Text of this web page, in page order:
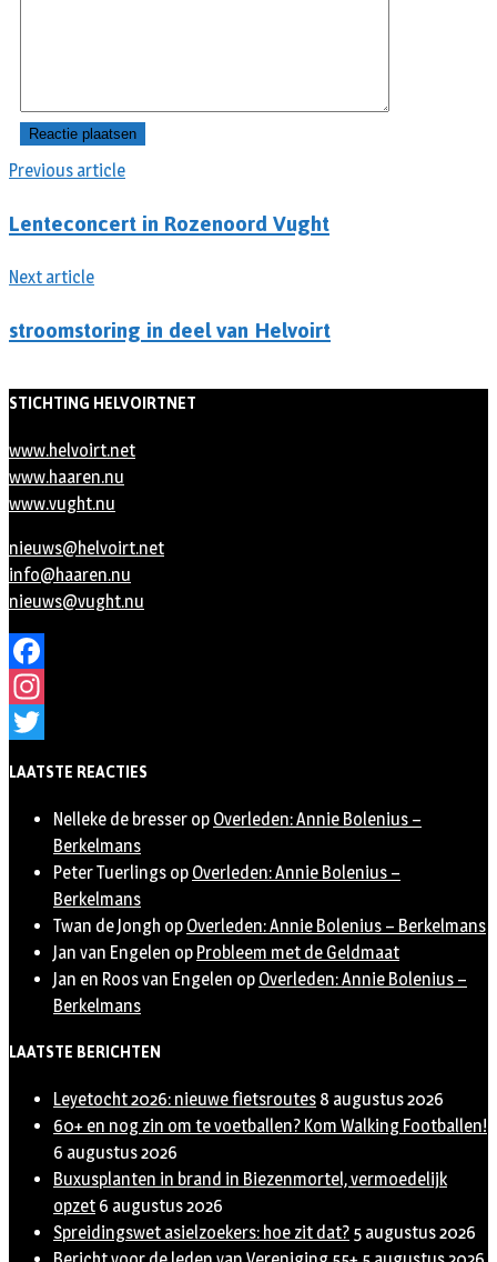
Previous article
Lenteconcert in Rozenoord Vught
Next article
stroomstoring in deel van Helvoirt
STICHTING HELVOIRTNET
www.helvoirt.net
www.haaren.nu
www.vught.nu
nieuws@helvoirt.net
info@haaren.nu
nieuws@vught.nu
Facebook
Instagram
LAATSTE REACTIES
Nelleke de bresser op Overleden: Annie Bolenius –
Berkelmans
Peter Tuerlings op Overleden: Annie Bolenius –
Berkelmans
Twan de Jongh op Overleden: Annie Bolenius – Berkelmans
Jan van Engelen op Probleem met de Geldmaat
Jan en Roos van Engelen op Overleden: Annie Bolenius –
Berkelmans
LAATSTE BERICHTEN
Leyetocht 2026: nieuwe fietsroutes 8 augustus 2026
60+ en nog zin om te voetballen? Kom Walking Footballen!
6 augustus 2026
Buxusplanten in brand in Biezenmortel, vermoedelijk
opzet 6 augustus 2026
Spreidingswet asielzoekers: hoe zit dat? 5 augustus 2026